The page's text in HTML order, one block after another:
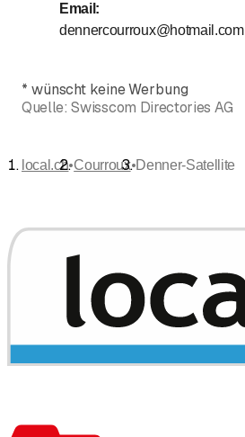
Email :
dennercourroux@hotmail.com
* wünscht keine Werbung
Quelle: Swisscom Directories AG
local.ch•Courroux•Denner-Satellite